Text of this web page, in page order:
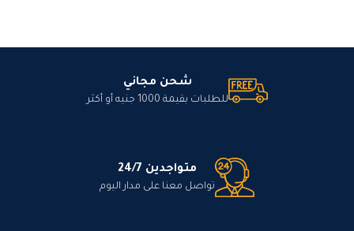
شحن مجاني
للطلبات بقيمة 1000 جنيه أو أكثر
متواجدين 24/7
تواصل معنا على مدار اليوم